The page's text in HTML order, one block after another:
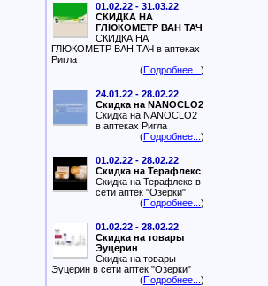
01.02.22 - 31.03.22
СКИДКА НА
ГЛЮКОМЕТР ВАН ТАЧ
СКИДКА НА
ГЛЮКОМЕТР ВАН ТАЧ в аптеках
Ригла
(Подробнее... )
24.01.22 - 28.02.22
Скидка на NANOCLO2
Скидка на NANOCLO2
в аптеках Ригла
(Подробнее... )
01.02.22 - 28.02.22
Скидка на Терафлекс
Скидка на Терафлекс в
сети аптек "Озерки"
(Подробнее... )
01.02.22 - 28.02.22
Скидка на товары
Эуцерин
Скидка на товары
Эуцерин в сети аптек "Озерки"
(Подробнее... )